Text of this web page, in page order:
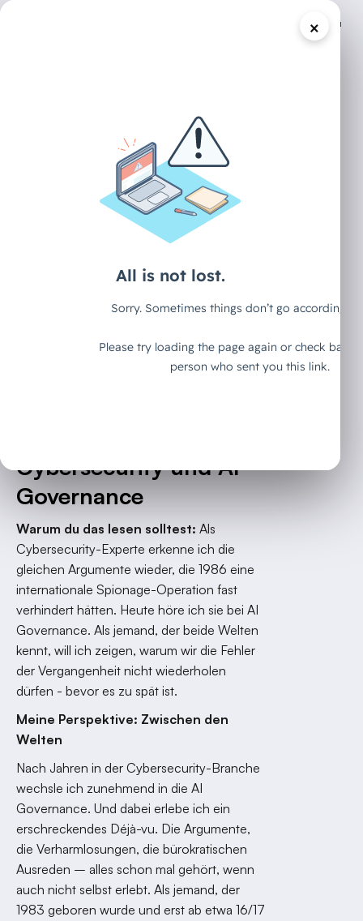
×
Geschichte sich
auch bei KI reimt
- der 75-Cent-
Fall von 1986
Cybersecurity und AI
Governance
Warum du das lesen solltest: Als
Cybersecurity-Experte erkenne ich die
gleichen Argumente wieder, die 1986 eine
internationale Spionage-Operation fast
verhindert hätten. Heute höre ich sie bei AI
Governance. Als jemand, der beide Welten
kennt, will ich zeigen, warum wir die Fehler
der Vergangenheit nicht wiederholen
dürfen - bevor es zu spät ist.
Meine Perspektive: Zwischen den
Welten
Nach Jahren in der Cybersecurity-Branche
wechsle ich zunehmend in die AI
Governance. Und dabei erlebe ich ein
erschreckendes Déjà-vu. Die Argumente,
die Verharmlosungen, die bürokratischen
Ausreden – alles schon mal gehört, wenn
auch nicht selbst erlebt. Als jemand, der
1983 geboren wurde und erst ab etwa 16/17